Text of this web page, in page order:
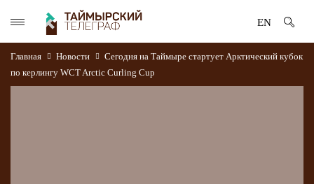
EN
Главная Новости
Сегодня на Таймыре стартует Арктический кубок
по керлингу WCT Arctic Curling Cup